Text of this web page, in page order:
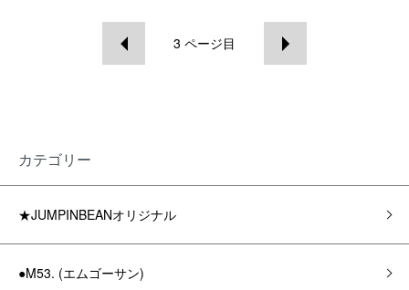
3 ページ目
カテゴリー
★JUMPINBEANオリジナル
●M53. (エムゴーサン)